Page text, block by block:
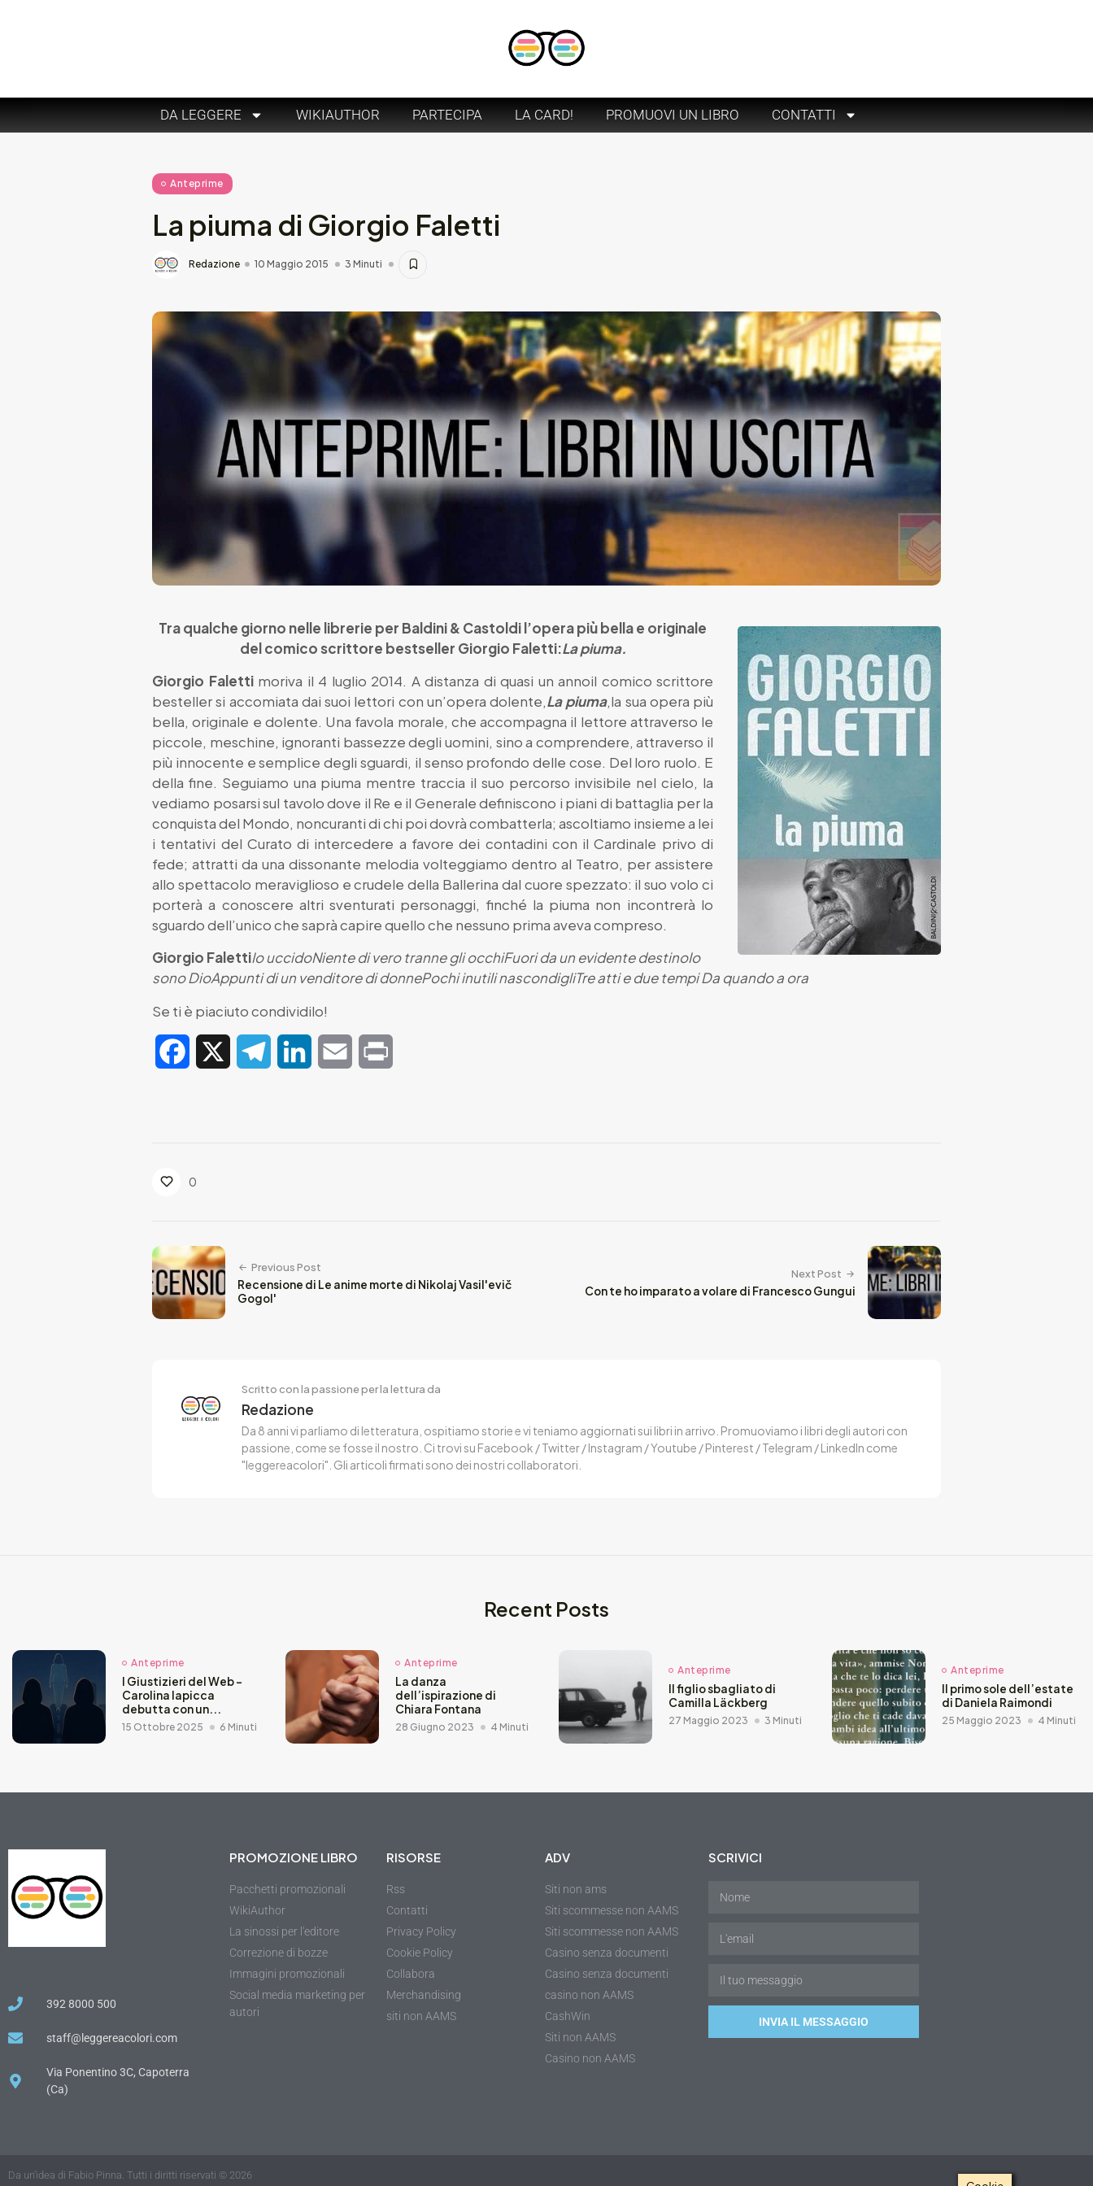
DA LEGGERE WIKIAUTHOR PARTECIPA LA CARD! PROMUOVI UN LIBRO CONTATTI
Anteprime
La piuma di Giorgio Faletti
Redazione 10 Maggio 2015 3 Minuti
Tra qualche giorno nelle librerie per Baldini & Castoldi l’opera più bella e originale
del comico scrittore bestseller Giorgio Faletti:La piuma.
Giorgio Falettimoriva il 4 luglio 2014. A distanza di quasi un annoil comico scrittore
besteller si accomiata dai suoi lettori con un’opera dolente,La piuma,la sua opera più
bella, originale e dolente. Una favola morale, che accompagna il lettore attraverso le
piccole, meschine, ignoranti bassezze degli uomini, sino a comprendere, attraverso il
più innocente e semplice degli sguardi, il senso profondo delle cose. Del loro ruolo. E
della fine. Seguiamo una piuma mentre traccia il suo percorso invisibile nel cielo, la
vediamo posarsi sul tavolo dove il Re e il Generale definiscono i piani di battaglia per la
conquista del Mondo, noncuranti di chi poi dovrà combatterla; ascoltiamo insieme a lei
i tentativi del Curato di intercedere a favore dei contadini con il Cardinale privo di
fede; attratti da una dissonante melodia volteggiamo dentro al Teatro, per assistere
allo spettacolo meraviglioso e crudele della Ballerina dal cuore spezzato: il suo volo ci
porterà a conoscere altri sventurati personaggi, finché la piuma non incontrerà lo
sguardo dell’unico che saprà capire quello che nessuno prima aveva compreso.
Giorgio FalettiIo uccidoNiente di vero tranne gli occhiFuori da un evidente destinoIo
sono DioAppunti di un venditore di donnePochi inutili nascondigliTre atti e due tempiDa quando a ora
Se ti è piaciuto condividilo!
Facebook TelegramLinkedIn Email
0
Previous Post
Recensione di Le anime morte di Nikolaj Vasil'evič
Gogol'
Next Post
Con te ho imparato a volare di Francesco Gungui
Scritto con la passione per la lettura da
Redazione
Da 8 anni vi parliamo di letteratura, ospitiamo storie e vi teniamo aggiornati sui libri in arrivo. Promuoviamo i libri degli autori con
passione, come se fosse il nostro. Ci trovi su Facebook / Twitter / Instagram / Youtube / Pinterest / Telegram / LinkedIn come
"leggereacolori". Gli articoli firmati sono dei nostri collaboratori.
Recent Posts
Anteprime
I Giustizieri del Web –
Carolina Iapicca
debutta con un...
15 Ottobre 2025 6 Minuti
Anteprime
La danza
dell’ispirazione di
Chiara Fontana
28 Giugno 2023 4 Minuti
Anteprime
Il figlio sbagliato di
Camilla Läckberg
27 Maggio 2023 3 Minuti
Anteprime
Il primo sole dell’estate
di Daniela Raimondi
25 Maggio 2023 4 Minuti
392 8000 500
staff@leggereacolori.com
Via Ponentino 3C, Capoterra
(Ca)
PROMOZIONE LIBRO
Pacchetti promozionali
WikiAuthor
La sinossi per l'editore
Correzione di bozze
Immagini promozionali
Social media marketing per
autori
RISORSE
Rss
Contatti
Privacy Policy
Cookie Policy
Collabora
Merchandising
siti non AAMS
ADV
Siti non ams
Siti scommesse non AAMS
Siti scommesse non AAMS
Casino senza documenti
Casino senza documenti
casino non AAMS
CashWin
Siti non AAMS
Casino non AAMS
SCRIVICI
INVIA IL MESSAGGIO
Da un'idea di Fabio Pinna. Tutti i diritti riservati © 2026